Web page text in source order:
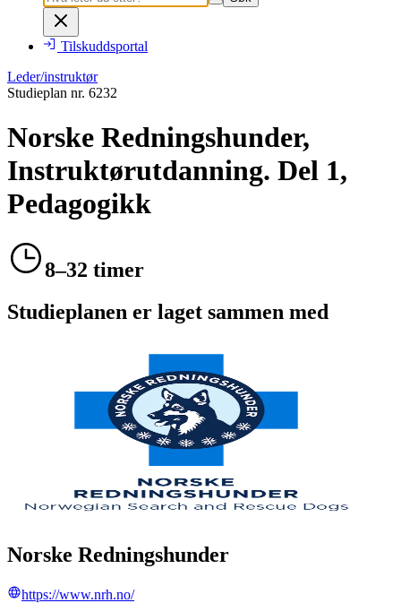
Tilskuddsportal
Leder/instruktør
Studieplan nr. 6232
Norske Redningshunder,
Instruktørutdanning. Del 1,
Pedagogikk
8–32 timer
Studieplanen er laget sammen med
Norske Redningshunder
https://www.nrh.no/